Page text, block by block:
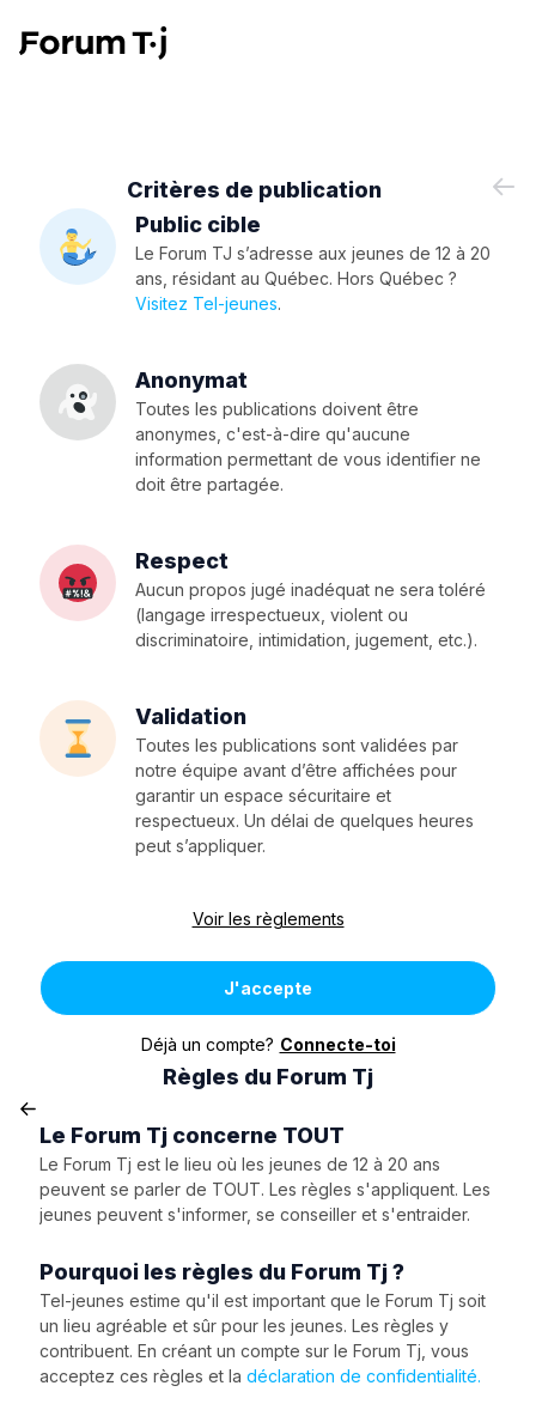
Critères de publication
Public cible
Le Forum TJ s’adresse aux jeunes de 12 à 20
ans, résidant au Québec. Hors Québec ?
Visitez Tel-jeunes.
Anonymat
Toutes les publications doivent être
anonymes, c'est-à-dire qu'aucune
information permettant de vous identifier ne
doit être partagée.
Respect
Aucun propos jugé inadéquat ne sera toléré
(langage irrespectueux, violent ou
discriminatoire, intimidation, jugement, etc.).
Validation
Toutes les publications sont validées par
notre équipe avant d’être affichées pour
garantir un espace sécuritaire et
respectueux. Un délai de quelques heures
peut s’appliquer.
Voir les règlements
J'accepte
Déjà un compte? Connecte-toi
Règles du Forum Tj
Le Forum Tj concerne TOUT
Le Forum Tj est le lieu où les jeunes de 12 à 20 ans
peuvent se parler de TOUT. Les règles s'appliquent. Les
jeunes peuvent s'informer, se conseiller et s'entraider.
Pourquoi les règles du Forum Tj ?
Tel-jeunes estime qu'il est important que le Forum Tj soit
un lieu agréable et sûr pour les jeunes. Les règles y
contribuent. En créant un compte sur le Forum Tj, vous
acceptez ces règles et la déclaration de confidentialité.